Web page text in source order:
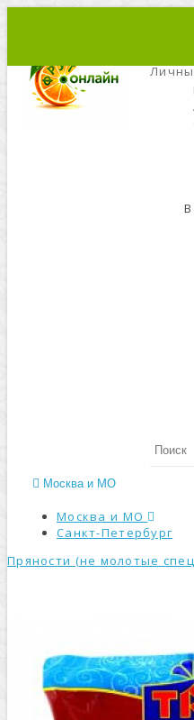
Москва и МО
Москва и МО
Санкт-Петербург
Пряности (не молотые